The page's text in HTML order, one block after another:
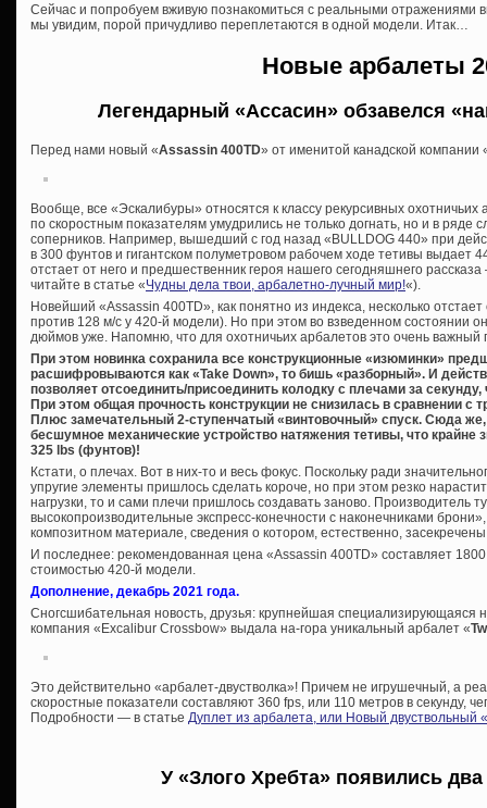
Сейчас и попробуем вживую познакомиться с реальными отражениями
мы увидим, порой причудливо переплетаются в одной модели. Итак…
Новые арбалеты
Легендарный «Ассасин» обзавелся
Перед нами новый «Assassin 400TD» от именитой канадской компании
Вообще, все «Эскалибуры» относятся к классу рекурсивных
по скоростным показателям умудрились не только догнать, но и в ряде
соперников. Например, вышедший с год назад «BULLDOG 440» при
в 300 фунтов и гигантском полуметровом рабочем ходе тетивы выдает
отстает от него и предшественник героя нашего сегодняшнего
читайте в статье «Чудны дела твои, арбалетно-лучный мир!«).
Новейший «Assassin 400TD», как понятно из индекса, несколько
против 128 м/с у 420-й модели). Но при этом во взведенном состоянии
дюймов уже. Напомню, что для охотничьих арбалетов это очень важный
При этом новинка сохранила все конструкционные «изюминки»
расшифровываются как «Take Down», то бишь «разборный». И
позволяет отсоединить/присоединить колодку с плечами за
При этом общая прочность конструкции не снизилась в сравнении
Плюс замечательный 2-ступенчатый «винтовочный» спуск. Сюда
бесшумное механические устройство натяжения тетивы, что крайне
325 lbs (фунтов)!
Кстати, о плечах. Вот в них-то и весь фокус. Поскольку ради
упругие элементы пришлось сделать короче, но при этом резко
нагрузки, то и сами плечи пришлось создавать заново. Производитель
высокопроизводительные экспресс-конечности с наконечниками
композитном материале, сведения о котором, естественно,
И последнее: рекомендованная цена «Assassin 400TD» составляет
стоимостью 420-й модели.
Дополнение, декабрь 2021 года.
Сногсшибательная новость, друзья: крупнейшая специализирующаяся
компания «Excalibur Crossbow» выдала на-гора уникальный арбалет «
Это действительно «арбалет-двустволка»! Причем не игрушечный, а
скоростные показатели составляют 360 fps, или 110 метров в секунду,
Подробности — в статье Дуплет из арбалета, или Новый двуствольный
У «Злого Хребта» появились